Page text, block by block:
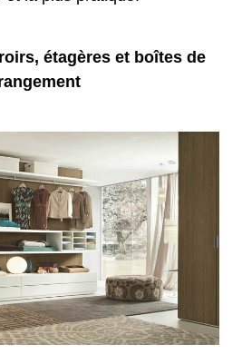
étagères et boîtes de